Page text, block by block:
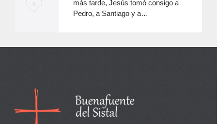
M
n
0
más tarde, Jesús tomó consigo a
Pedro, a Santiago y a…